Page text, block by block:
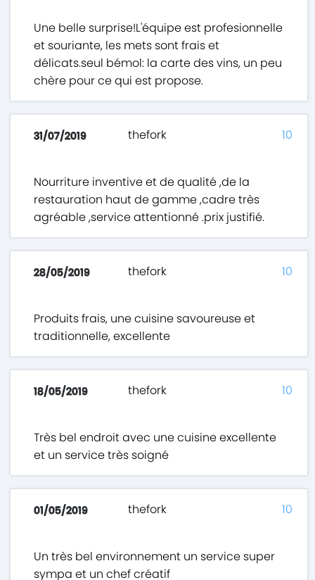
Une belle surprise!L'équipe est profesionnelle
et souriante, les mets sont frais et
délicats.seul bémol: la carte des vins, un peu
chère pour ce qui est propose.
31/07/2019 thefork
Nourriture inventive et de qualité ,de la
restauration haut de gamme ,cadre très
agréable ,service attentionné .prix justifié.
10
28/05/2019 thefork
Produits frais, une cuisine savoureuse et
traditionnelle, excellente
10
18/05/2019 thefork
Très bel endroit avec une cuisine excellente
et un service très soigné
10
01/05/2019 thefork
Un très bel environnement un service super
sympa et un chef créatif
10